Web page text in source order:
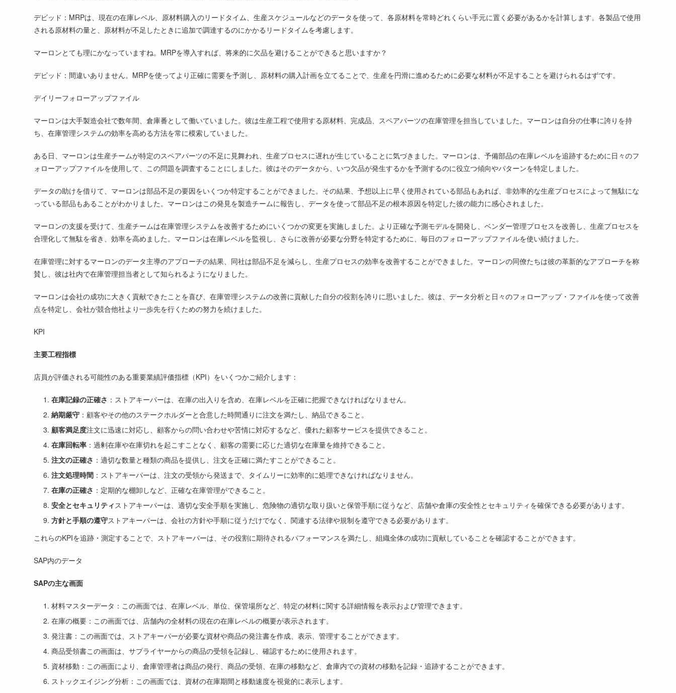
デビッド：MRPは、現在の在庫レベル、原材料購入のリードタイム、生産スケジュールなどのデータを使って、各原材料を常時どれくらい手元に置く必要があるかを計算します。各製品で使用
される原材料の量と、原材料が不足したときに追加で調達するのにかかるリードタイムを考慮します。
マーロンとても理にかなっていますね。MRPを導入すれば、将来的に欠品を避けることができると思いますか？
デビッド：間違いありません。MRPを使ってより正確に需要を予測し、原材料の購入計画を立てることで、生産を円滑に進めるために必要な材料が不足することを避けられるはずです。
デイリーフォローアップファイル
マーロンは大手製造会社で数年間、倉庫番として働いていました。彼は生産工程で使用する原材料、完成品、スペアパーツの在庫管理を担当していました。マーロンは自分の仕事に誇りを持
ち、在庫管理システムの効率を高める方法を常に模索していました。
ある日、マーロンは生産チームが特定のスペアパーツの不足に見舞われ、生産プロセスに遅れが生じていることに気づきました。マーロンは、予備部品の在庫レベルを追跡するために日々のフ
ォローアップファイルを使用して、この問題を調査することにしました。彼はそのデータから、いつ欠品が発生するかを予測するのに役立つ傾向やパターンを特定しました。
データの助けを借りて、マーロンは部品不足の要因をいくつか特定することができました。その結果、予想以上に早く使用されている部品もあれば、非効率的な生産プロセスによって無駄にな
っている部品もあることがわかりました。マーロンはこの発見を製造チームに報告し、データを使って部品不足の根本原因を特定した彼の能力に感心されました。
マーロンの支援を受けて、生産チームは在庫管理システムを改善するためにいくつかの変更を実施しました。より正確な予測モデルを開発し、ベンダー管理プロセスを改善し、生産プロセスを
合理化して無駄を省き、効率を高めました。マーロンは在庫レベルを監視し、さらに改善が必要な分野を特定するために、毎日のフォローアップファイルを使い続けました。
在庫管理に対するマーロンのデータ主導のアプローチの結果、同社は部品不足を減らし、生産プロセスの効率を改善することができました。マーロンの同僚たちは彼の革新的なアプローチを称
賛し、彼は社内で在庫管理担当者として知られるようになりました。
マーロンは会社の成功に大きく貢献できたことを喜び、在庫管理システムの改善に貢献した自分の役割を誇りに思いました。彼は、データ分析と日々のフォローアップ・ファイルを使って改善
点を特定し、会社が競合他社より一歩先を行くための努力を続けました。
KPI
主要工程指標
店員が評価される可能性のある重要業績評価指標（KPI）をいくつかご紹介します：
在庫記録の正確さ ：ストアキーパーは、在庫の出入りを含め、在庫レベルを正確に把握できなければなりません。
納期厳守 ：顧客やその他のステークホルダーと合意した時間通りに注文を満たし、納品できること。
顧客満足度注文に迅速に対応し、顧客からの問い合わせや苦情に対応するなど、優れた顧客サービスを提供できること。
在庫回転率 ：過剰在庫や在庫切れを起こすことなく、顧客の需要に応じた適切な在庫量を維持できること。
注文の正確さ ：適切な数量と種類の商品を提供し、注文を正確に満たすことができること。
注文処理時間 ：ストアキーパーは、注文の受領から発送まで、タイムリーに効率的に処理できなければなりません。
在庫の正確さ ：定期的な棚卸しなど、正確な在庫管理ができること。
安全とセキュリティストアキーパーは、適切な安全手順を実施し、危険物の適切な取り扱いと保管手順に従うなど、店舗や倉庫の安全性とセキュリティを確保できる必要があります。
方針と手順の遵守ストアキーパーは、会社の方針や手順に従うだけでなく、関連する法律や規制を遵守できる必要があります。
これらのKPIを追跡・測定することで、ストアキーパーは、その役割に期待されるパフォーマンスを満たし、組織全体の成功に貢献していることを確認することができます。
SAP内のデータ
SAPの主な画面
材料マスターデータ：この画面では、在庫レベル、単位、保管場所など、特定の材料に関する詳細情報を表示および管理できます。
在庫の概要：この画面では、店舗内の全材料の現在の在庫レベルの概要が表示されます。
発注書：この画面では、ストアキーパーが必要な資材や商品の発注書を作成、表示、管理することができます。
商品受領書この画面は、サプライヤーからの商品の受領を記録し、確認するために使用されます。
資材移動：この画面により、倉庫管理者は商品の発行、商品の受領、在庫の移動など、倉庫内での資材の移動を記録・追跡することができます。
ストックエイジング分析：この画面では、資材の在庫期間と移動速度を視覚的に表示します。